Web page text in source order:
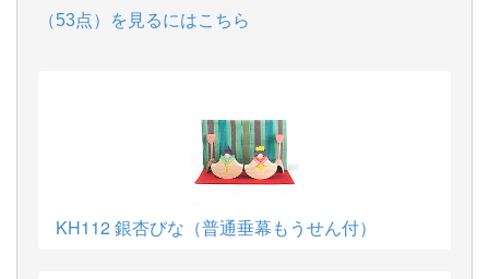
（53点）を見るにはこちら
KH112 銀杏びな（普通垂幕もうせん付）